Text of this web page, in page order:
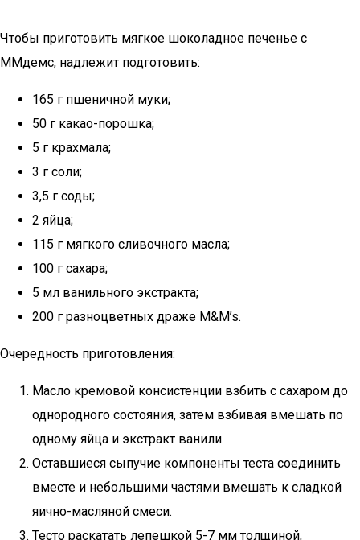
Чтобы приготовить мягкое шоколадное печенье с
ММдемс, надлежит подготовить:
165 г пшеничной муки;
50 г какао-порошка;
5 г крахмала;
3 г соли;
3,5 г соды;
2 яйца;
115 г мягкого сливочного масла;
100 г сахара;
5 мл ванильного экстракта;
200 г разноцветных драже M&M’s.
Очередность приготовления:
Масло кремовой консистенции взбить с сахаром до
однородного состояния, затем взбивая вмешать по
одному яйца и экстракт ванили.
Оставшиеся сыпучие компоненты теста соединить
вместе и небольшими частями вмешать к сладкой
яично-масляной смеси.
Тесто раскатать лепешкой 5-7 мм толщиной,